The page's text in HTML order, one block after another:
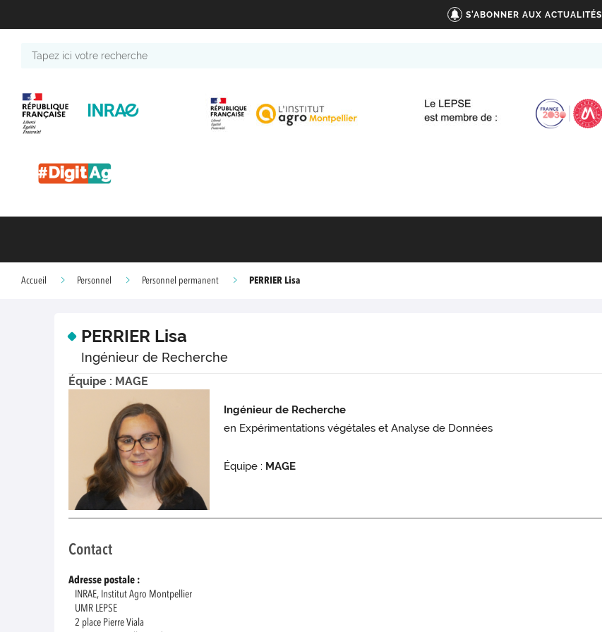
S'ABONNER AUX ACTUALITÉS
Accueil Personnel Personnel permanent PERRIER Lisa
PERRIER Lisa
Ingénieur de Recherche
Équipe : MAGE
Ingénieur de Recherche
en Expérimentations végétales et Analyse de Données
Équipe : MAGE
Contact
Adresse postale :
INRAE, Institut Agro Montpellier
UMR LEPSE
2 place Pierre Viala